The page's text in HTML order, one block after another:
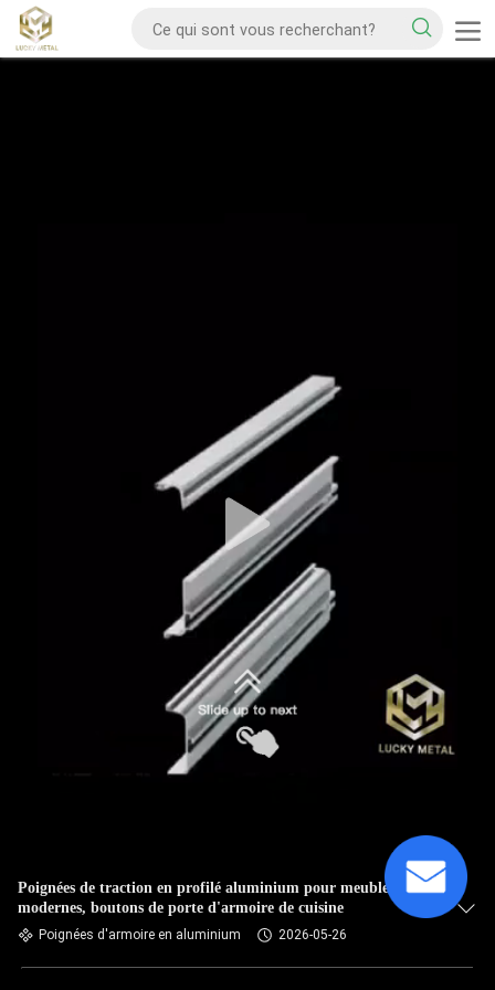
Poignées de traction en profilé aluminium pour meubles
modernes, boutons de porte d'armoire de cuisine
Poignées d'armoire en aluminium 2026-05-26